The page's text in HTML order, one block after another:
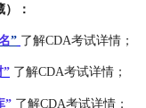
：
” 了解CDA考试详情；
” 了解CDA考试详情；
” 了解CDA考试详情；